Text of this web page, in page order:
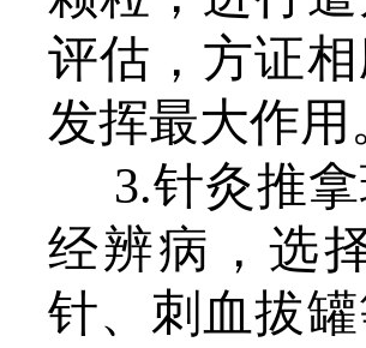
评估，方证
发挥最大作用
3.针灸推
经辨病，选
针、刺血拔